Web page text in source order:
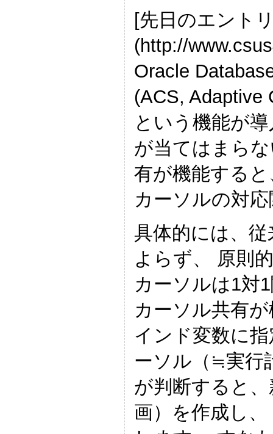
[先日のエント
(http://
Oracle
(ACS, Adaptive
という機能が
が当てはまら
有が機能する
カーソルの対
具体的には、
よらず、 原則
カーソルは1対
カーソル共有
インド変数に
ーソル（≒実行
が判断すると
画）を作成し